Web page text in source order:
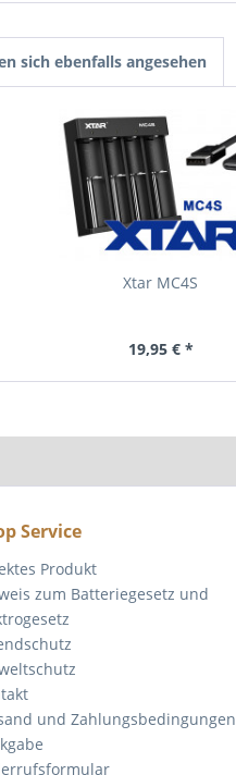
sich ebenfalls angesehen
Xtar MC4S
19,95 € *
Service
Produkt
zum Batteriegesetz und
und Zahlungsbedingungen